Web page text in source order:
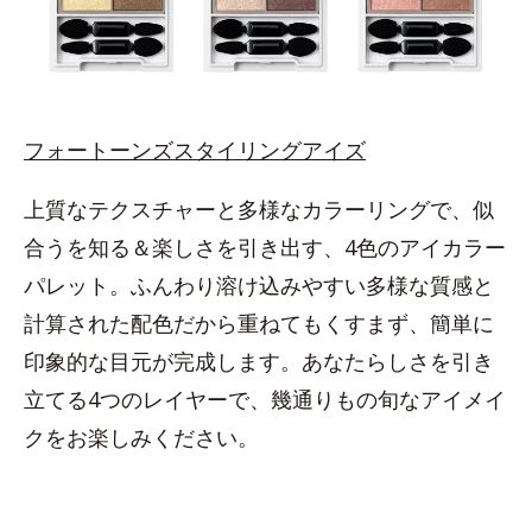
フォートーンズスタイリングアイズ
上質なテクスチャーと多様なカラーリングで、似
合うを知る＆楽しさを引き出す、4色のアイカラー
パレット。ふんわり溶け込みやすい多様な質感と
計算された配色だから重ねてもくすまず、簡単に
印象的な目元が完成します。あなたらしさを引き
立てる4つのレイヤーで、幾通りもの旬なアイメイ
クをお楽しみください。